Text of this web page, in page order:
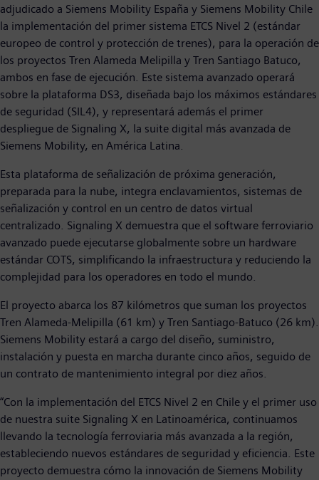
adjudicado a Siemens Mobility España y Siemens Mobility Chile
la implementación del primer sistema ETCS Nivel 2 (estándar
europeo de control y protección de trenes), para la operación de
los proyectos Tren Alameda Melipilla y Tren Santiago Batuco,
ambos en fase de ejecución. Este sistema avanzado operará
sobre la plataforma DS3, diseñada bajo los máximos estándares
de seguridad (SIL4), y representará además el primer
despliegue de Signaling X, la suite digital más avanzada de
Siemens Mobility, en América Latina.
Esta plataforma de señalización de próxima generación,
preparada para la nube, integra enclavamientos, sistemas de
señalización y control en un centro de datos virtual
centralizado. Signaling X demuestra que el software ferroviario
avanzado puede ejecutarse globalmente sobre un hardware
estándar COTS, simplificando la infraestructura y reduciendo la
complejidad para los operadores en todo el mundo.
El proyecto abarca los 87 kilómetros que suman los proyectos
Tren Alameda-Melipilla (61 km) y Tren Santiago-Batuco (26 km).
Siemens Mobility estará a cargo del diseño, suministro,
instalación y puesta en marcha durante cinco años, seguido de
un contrato de mantenimiento integral por diez años.
“Con la implementación del ETCS Nivel 2 en Chile y el primer uso
de nuestra suite Signaling X en Latinoamérica, continuamos
llevando la tecnología ferroviaria más avanzada a la región,
estableciendo nuevos estándares de seguridad y eficiencia. Este
proyecto demuestra cómo la innovación de Siemens Mobility